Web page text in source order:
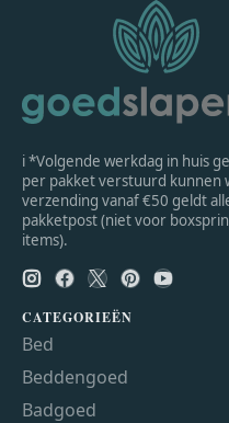
ℹ *Volgende werkdag in huis
per pakket verstuurd kunnen
verzending vanaf €50 geldt
pakketpost (niet voor
items).
CATEGORIEËN
Bed
Beddengoed
Badgoed